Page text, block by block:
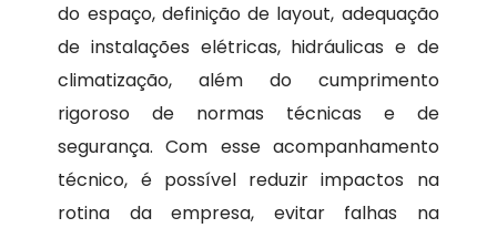
do espaço, definição de layout, adequação
de instalações elétricas, hidráulicas e de
climatização, além do cumprimento
rigoroso de normas técnicas e de
segurança. Com esse acompanhamento
técnico, é possível reduzir impactos na
rotina da empresa, evitar falhas na